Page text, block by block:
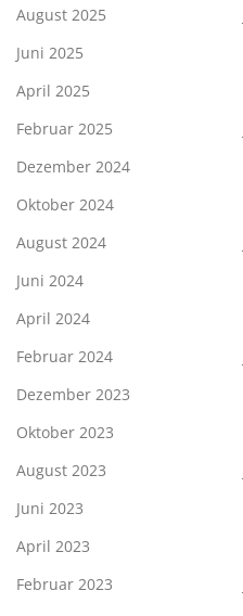
August 2025
Juni 2025
April 2025
Februar 2025
Dezember 2024
Oktober 2024
August 2024
Juni 2024
April 2024
Februar 2024
Dezember 2023
Oktober 2023
August 2023
Juni 2023
April 2023
Februar 2023